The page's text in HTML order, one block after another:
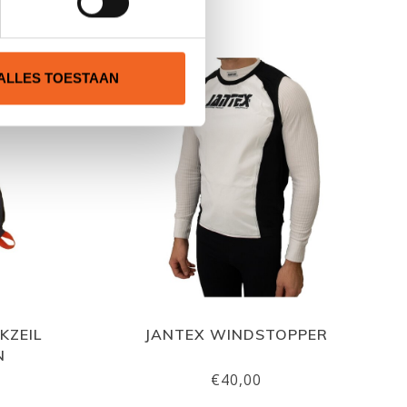
TOESTAAN
JANTEX WINDSTOPPER
€40,00